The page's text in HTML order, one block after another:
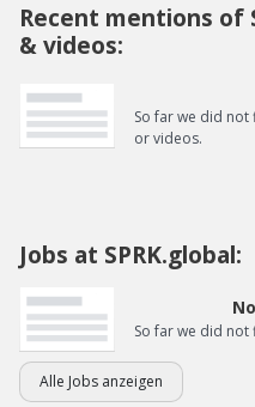
Recent mentions of
& videos:
So far we did
or videos.
Jobs at SPRK.global:
So far we did
Alle Jobs anzeigen